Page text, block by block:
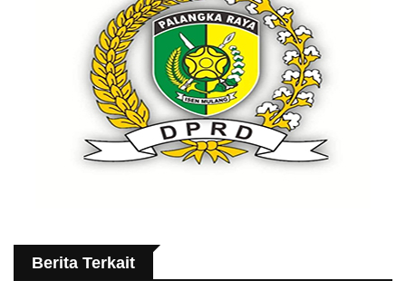
Berita Terkait